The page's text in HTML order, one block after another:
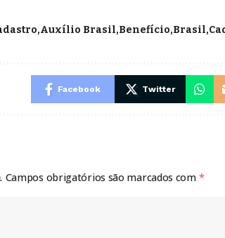
Auxílio Brasil Benefício Brasil
Facebook Twitter
Campos obrigatórios são marcados com *